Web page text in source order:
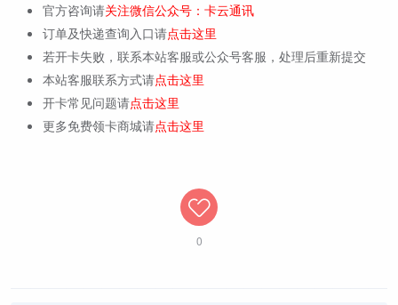
官方咨询请关注微信公众号：卡云通讯
订单及快递查询入口请点击这里
若开卡失败，联系本站客服或公众号客服，处理后重新提交
本站客服联系方式请点击这里
开卡常见问题请点击这里
更多免费领卡商城请点击这里
0